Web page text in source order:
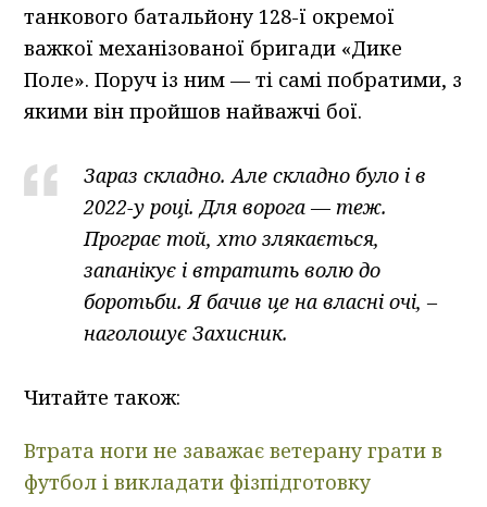
танкового батальйону 128-ї окремої
важкої механізованої бригади «Дике
Поле». Поруч із ним — ті самі побратими, з
якими він пройшов найважчі бої.
Зараз складно. Але складно було і в
2022-у році. Для ворога — теж.
Програє той, хто злякається,
запанікує і втратить волю до
боротьби. Я бачив це на власні очі, –
наголошує Захисник.
Читайте також:
Втрата ноги не заважає ветерану грати в
футбол і викладати фізпідготовку